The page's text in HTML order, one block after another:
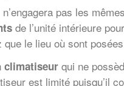
pas les
de l’unité intérieure
que le lieu où sont
climatiseur qui ne
est limité puisqu’il